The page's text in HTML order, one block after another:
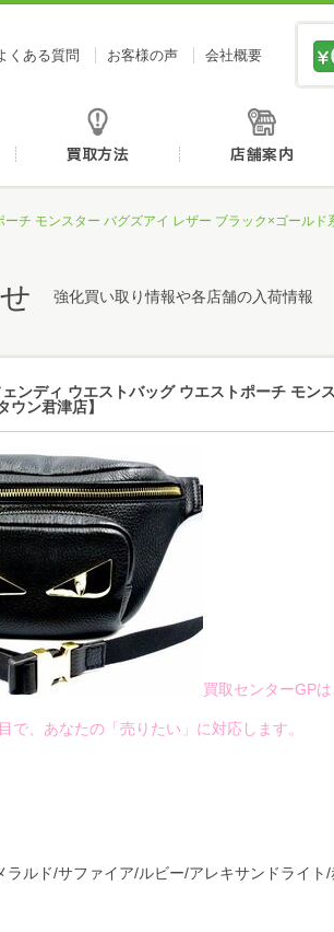
のを、価値ある価格で買取センタージー
くある質問 お客様の声 会社概要
買取品目 買取方法
チ モンスター バグズアイ レザー ブラック×ゴールド
強化買い取り情報や各店舗の入荷情報
ェンディ ウエストバッグ ウエストポーチ モ
ウン君津店】
買取センターGPは
で、あなたの「売りたい」に対応します。
ラルド/サファイア/ルビー/アレキサンドライト